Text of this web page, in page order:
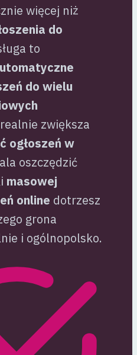
więcej niż
do
to
do wielu
zwiększa
ogłoszeń w
oszczędzić
masowej
online dotrzesz
grona
i ogólnopolsko.